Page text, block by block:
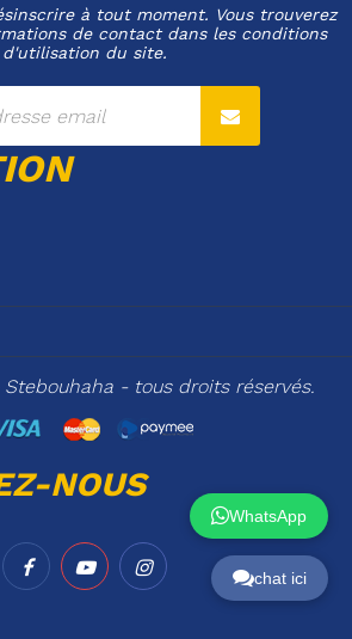
chat ici
WhatsApp
à tout moment. Vous trouverez
de contact dans les conditions
d'utilisation du site.
- tous droits réservés.
NOUS